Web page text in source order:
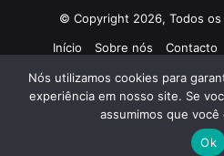
© Copyright 2026, Todos
Início
Sobre nós Contacto
Facebook
Nós utilizamos cookies para
experiência em nosso site. Se
assumimos que
Ok